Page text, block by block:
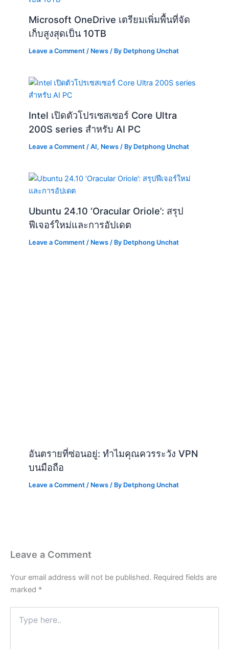
Microsoft OneDrive เตรียมเพิ่มพื้นที่จัด
เก็บสูงสุดเป็น 10TB
Leave a Comment / News / By Detphong Unchat
Intel เปิดตัวโปรเซสเซอร์ Core Ultra
200S series สำหรับ AI PC
Leave a Comment /AI, News / By Detphong Unchat
Ubuntu 24.10 ‘Oracular Oriole’: สรุป
ฟีเจอร์ใหม่และการอัปเดต
Leave a Comment / News / By Detphong Unchat
อันตรายที่ซ่อนอยู่: ทำไมคุณควรระวัง VPN
บนมือถือ
Leave a Comment / News / By Detphong Unchat
Leave a Comment
Your email address will not be published. Required fields are
marked *
here..